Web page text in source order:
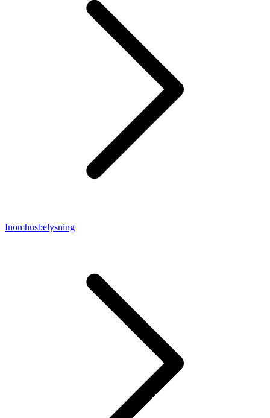
Inomhusbelysning